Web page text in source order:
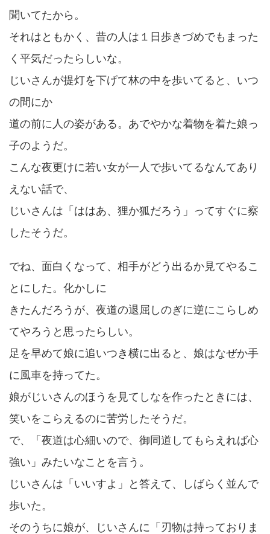
聞いてたから。
それはともかく、昔の人は１日歩きづめでもまった
く平気だったらしいな。
じいさんが提灯を下げて林の中を歩いてると、いつ
の間にか
道の前に人の姿がある。あでやかな着物を着た娘っ
子のようだ。
こんな夜更けに若い女が一人で歩いてるなんてあり
えない話で、
じいさんは「ははあ、狸か狐だろう」ってすぐに察
したそうだ。
でね、面白くなって、相手がどう出るか見てやるこ
とにした。化かしに
きたんだろうが、夜道の退屈しのぎに逆にこらしめ
てやろうと思ったらしい。
足を早めて娘に追いつき横に出ると、娘はなぜか手
に風車を持ってた。
娘がじいさんのほうを見てしなを作ったときには、
笑いをこらえるのに苦労したそうだ。
で、「夜道は心細いので、御同道してもらえれば心
強い」みたいなことを言う。
じいさんは「いいすよ」と答えて、しばらく並んで
歩いた。
そのうちに娘が、じいさんに「刃物は持っておりま